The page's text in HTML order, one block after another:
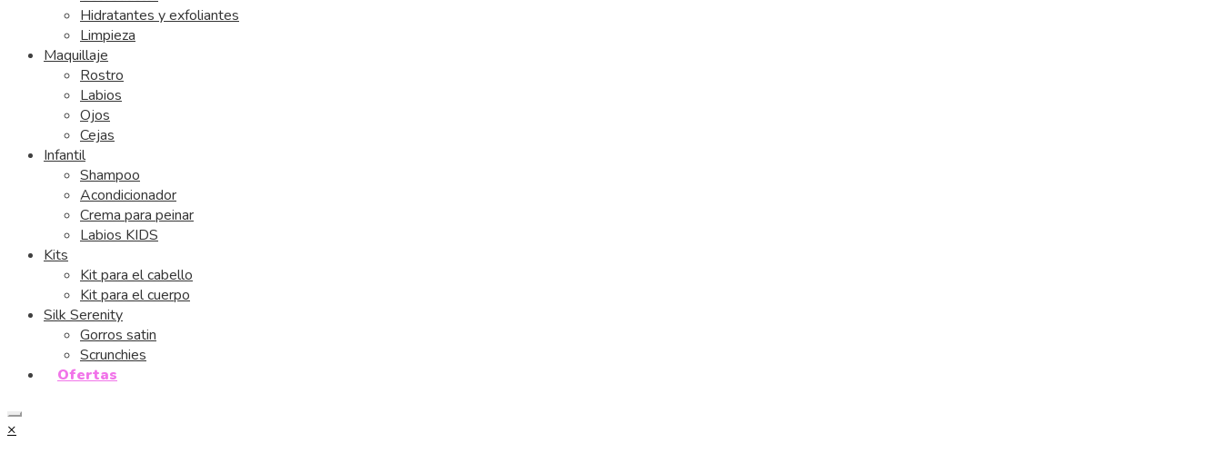
Hidratantes y exfoliantes
Limpieza
Maquillaje
Rostro
Labios
Ojos
Cejas
Infantil
Shampoo
Acondicionador
Crema para peinar
Labios KIDS
Kits
Kit para el cabello
Kit para el cuerpo
Silk Serenity
Gorros satin
Scrunchies
Ofertas
×